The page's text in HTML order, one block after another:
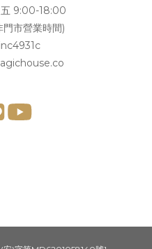
五 9:00-18:00
市營業時間)